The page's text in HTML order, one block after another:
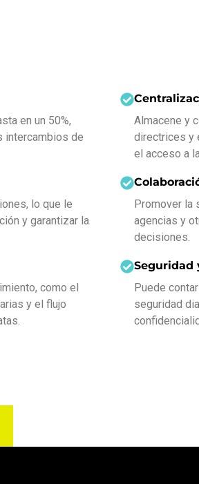
en un 50%,
intercambios de
Almacene y
directrices y
el acceso a
lo que le
y garantizar la
Promover la
agencias y
decisiones.
como el
y el flujo
Seguridad
Puede
seguridad